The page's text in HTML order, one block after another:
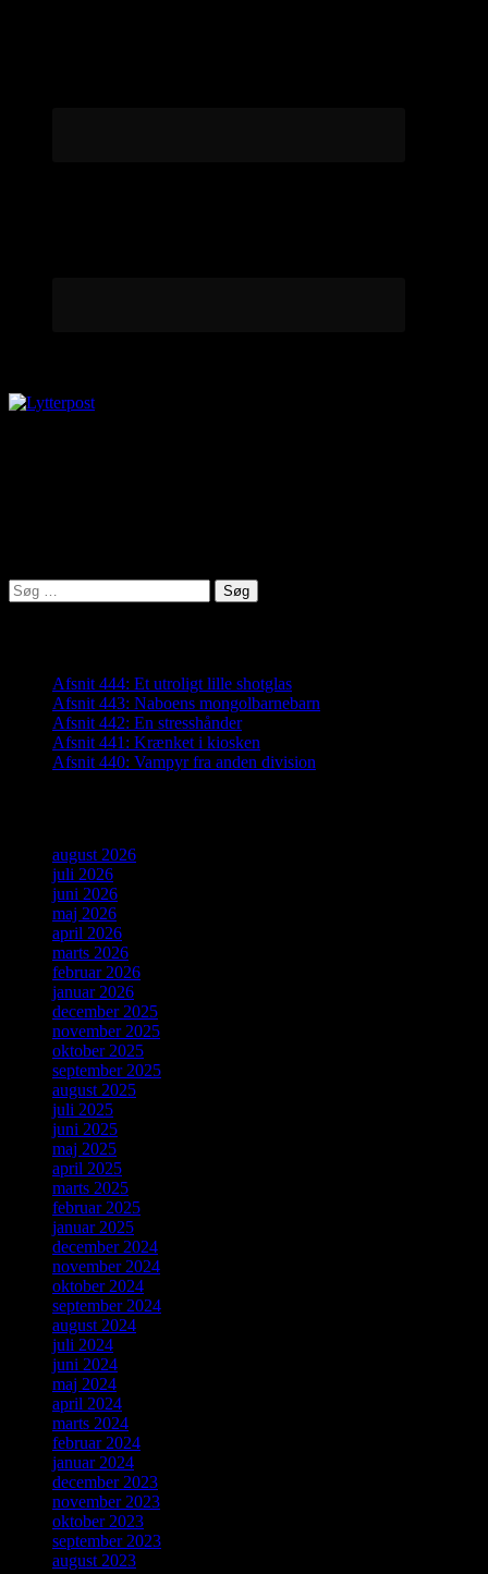
Søg
efter:
Afsnit 444: Et utroligt lille shotglas
Afsnit 443: Naboens mongolbarnebarn
Afsnit 442: En stresshånder
Afsnit 441: Krænket i kiosken
Afsnit 440: Vampyr fra anden division
august 2026
juli 2026
juni 2026
maj 2026
april 2026
marts 2026
februar 2026
januar 2026
december 2025
november 2025
oktober 2025
september 2025
august 2025
juli 2025
juni 2025
maj 2025
april 2025
marts 2025
februar 2025
januar 2025
december 2024
november 2024
oktober 2024
september 2024
august 2024
juli 2024
juni 2024
maj 2024
april 2024
marts 2024
februar 2024
januar 2024
december 2023
november 2023
oktober 2023
september 2023
august 2023